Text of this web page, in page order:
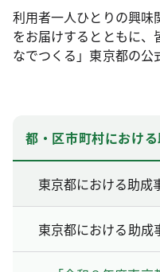
利用者一人ひとりの興味
をお届けするとともに
なでつくる」東京都の公
都・区市町村におけ
東京都における助成
東京都における助成